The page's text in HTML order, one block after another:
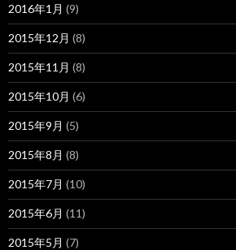
2016年1月 (9)
2015年12月 (8)
2015年11月 (8)
2015年10月 (6)
2015年9月 (5)
2015年8月 (8)
2015年7月 (10)
2015年6月 (11)
2015年5月 (7)